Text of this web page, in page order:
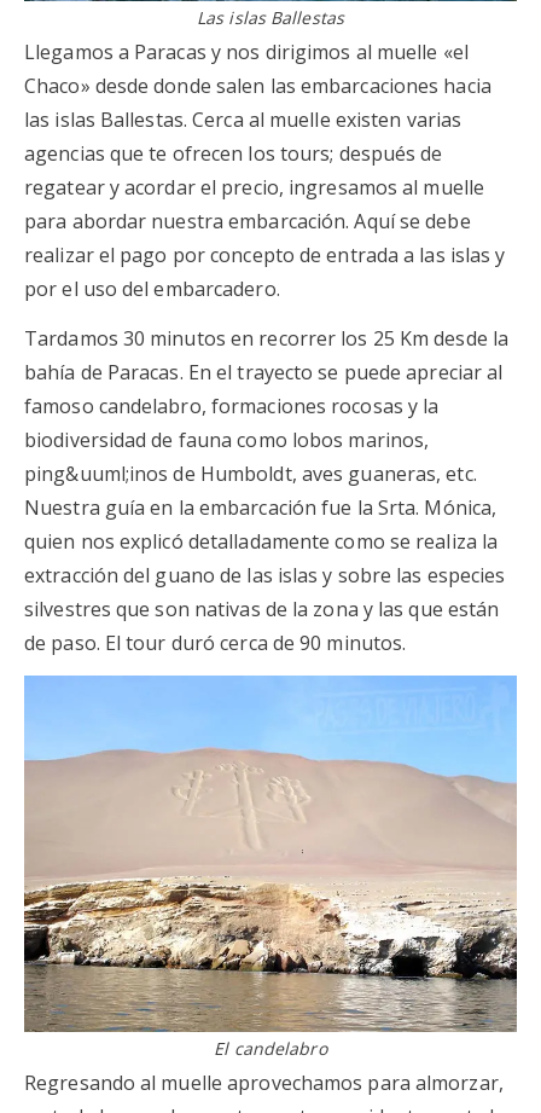
Las islas Ballestas
Llegamos a Paracas y nos dirigimos al muelle «el
Chaco» desde donde salen las embarcaciones hacia
las islas Ballestas. Cerca al muelle existen varias
agencias que te ofrecen los tours; después de
regatear y acordar el precio, ingresamos al muelle
para abordar nuestra embarcación. Aquí se debe
realizar el pago por concepto de entrada a las islas y
por el uso del embarcadero.
Tardamos 30 minutos en recorrer los 25 Km desde la
bahía de Paracas. En el trayecto se puede apreciar al
famoso candelabro, formaciones rocosas y la
biodiversidad de fauna como lobos marinos,
ping&uuml;inos de Humboldt, aves guaneras, etc.
Nuestra guía en la embarcación fue la Srta. Mónica,
quien nos explicó detalladamente como se realiza la
extracción del guano de las islas y sobre las especies
silvestres que son nativas de la zona y las que están
de paso. El tour duró cerca de 90 minutos.
El candelabro
Regresando al muelle aprovechamos para almorzar,